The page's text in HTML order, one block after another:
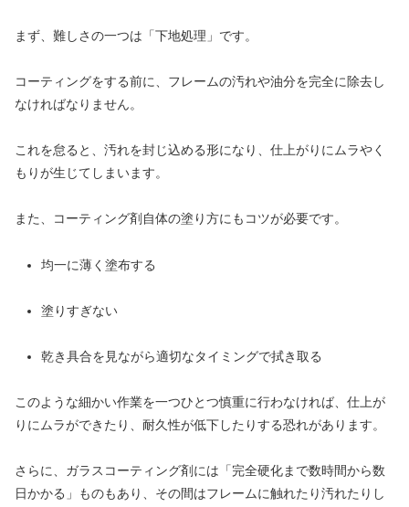
まず、難しさの一つは「下地処理」です。
コーティングをする前に、フレームの汚れや油分を完全に除去し
なければなりません。
これを怠ると、汚れを封じ込める形になり、仕上がりにムラやく
もりが生じてしまいます。
また、コーティング剤自体の塗り方にもコツが必要です。
均一に薄く塗布する
塗りすぎない
乾き具合を見ながら適切なタイミングで拭き取る
このような細かい作業を一つひとつ慎重に行わなければ、仕上が
りにムラができたり、耐久性が低下したりする恐れがあります。
さらに、ガラスコーティング剤には「完全硬化まで数時間から数
日かかる」ものもあり、その間はフレームに触れたり汚れたりし